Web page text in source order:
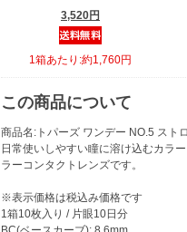
3,520円
1箱あたり:約1,760円
この商品について
商品名:トパーズ ワンデー NO.5 スト
日常使いしやすい瞳に溶け込むカラ
ラーコンタクトレンズです。
※表示価格は税込み価格です
1箱10枚入り / 片眼10日分